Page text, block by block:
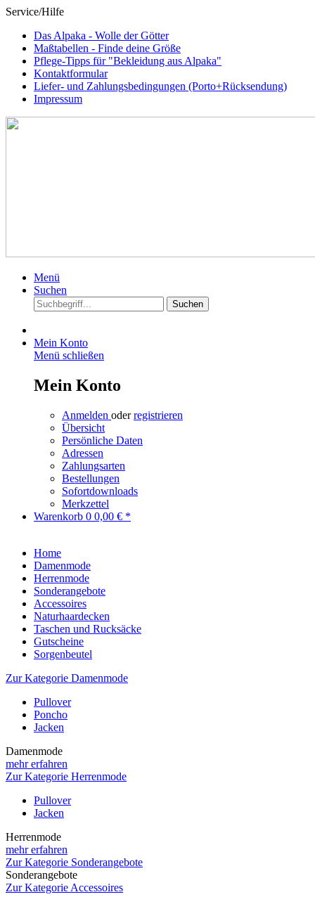
Service/Hilfe
Das Alpaka - Wolle der Götter
Maßtabellen - Finde deine Größe
Pflege-Tipps für "Bekleidung aus Alpaka"
Kontaktformular
Liefer- und Zahlungsbedingungen (Porto+Rücksendung)
Impressum
Menü
Suchen
Suchen
Mein Konto
Menü schließen
Mein Konto
Anmelden oderregistrieren
Übersicht
Persönliche Daten
Adressen
Zahlungsarten
Bestellungen
Sofortdownloads
Merkzettel
Warenkorb 0 0,00 € *
Home
Damenmode
Herrenmode
Sonderangebote
Accessoires
Naturhaardecken
Taschen und Rucksäcke
Gutscheine
Sorgenbeutel
Zur Kategorie Damenmode
Pullover
Poncho
Jacken
Damenmode
mehr erfahren
Zur Kategorie Herrenmode
Pullover
Jacken
Herrenmode
mehr erfahren
Zur Kategorie Sonderangebote
Sonderangebote
Zur Kategorie Accessoires